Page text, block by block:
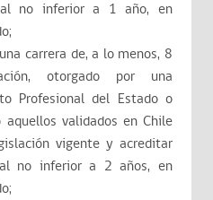
no inferior a 1 año, en
carrera de, a lo menos, 8
otorgado por una
Profesional del Estado o
validados en Chile
vigente y acreditar
no inferior a 2 años, en